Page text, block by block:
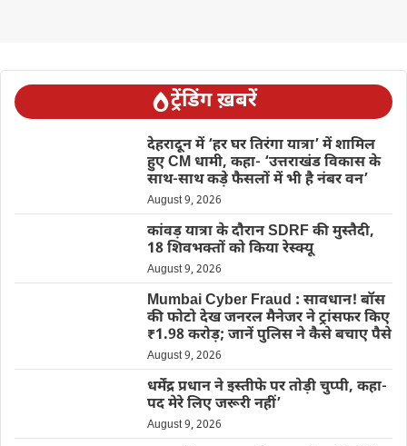
ट्रेंडिंग ख़बरें
देहरादून में ‘हर घर तिरंगा यात्रा’ में शामिल
हुए CM धामी, कहा- ‘उत्तराखंड विकास के
साथ-साथ कड़े फैसलों में भी है नंबर वन’
August 9, 2026
कांवड़ यात्रा के दौरान SDRF की मुस्तैदी,
18 शिवभक्तों को किया रेस्क्यू
August 9, 2026
Mumbai Cyber Fraud : सावधान! बॉस
की फोटो देख जनरल मैनेजर ने ट्रांसफर किए
₹1.98 करोड़; जानें पुलिस ने कैसे बचाए पैसे
August 9, 2026
धर्मेंद्र प्रधान ने इस्तीफे पर तोड़ी चुप्पी, कहा-
पद मेरे लिए जरूरी नहीं’
August 9, 2026